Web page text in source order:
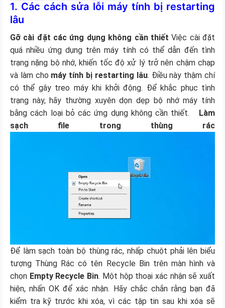
1. Các cách sửa lỗi máy tính bị restarting
lâu
Gỡ cài đặt các ứng dụng không cần thiết Việc cài đặt
quá nhiều ứng dụng trên máy tính có thể dẫn đến tình
trạng nặng bộ nhớ, khiến tốc độ xử lý trở nên chậm chạp
và làm cho máy tính bị restarting lâu. Điều này thậm chí
có thể gây treo máy khi khởi động. Để khắc phục tình
trạng này, hãy thường xuyên dọn dẹp bộ nhớ máy tính
bằng cách loại bỏ các ứng dụng không cần thiết.
Làm
sạch file trong thùng rác
Để làm sạch toàn bộ thùng rác, nhấp chuột phải lên biểu
tượng Thùng Rác có tên Recycle Bin trên màn hình và
chọn Empty Recycle Bin. Một hộp thoại xác nhận sẽ xuất
hiện, nhấn OK để xác nhận. Hãy chắc chắn rằng bạn đã
kiểm tra kỹ trước khi xóa, vì các tập tin sau khi xóa sẽ